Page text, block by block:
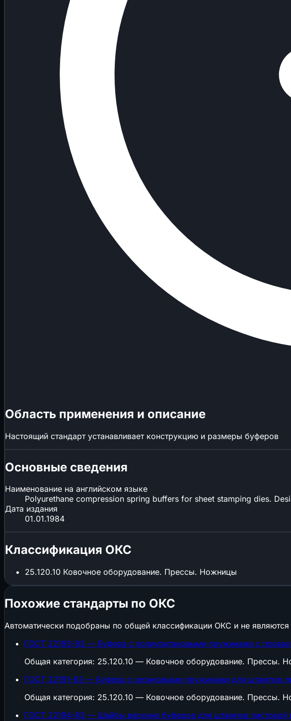
Область применения и описание
Настоящий стандарт устанавливает конструкцию и размеры буферов
Основные сведения
Наименование на английском языке
Polyurethane compression spring buffers for sheet stamping dies.
Дата издания
01.01.1984
Классификация ОКС
25.120.10 Ковочное оборудование. Прессы. Ножницы
Похожие стандарты по ОКС
Автоматически подобраны по общей классификации ОКС и не
ГОСТ 22193-83 — Буфера с полиуретановыми пружинами с
Общая категория: 25.120.10 — Ковочное оборудование. Прессы.
ГОСТ 22191-83 — Буфера с резиновыми пружинами для штампов
Общая категория: 25.120.10 — Ковочное оборудование. Прессы.
ГОСТ 22194-83 — Шайбы верхние буферов для штампов листовой